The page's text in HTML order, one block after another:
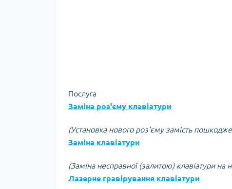
Послуга
Заміна роз'єму клавіатури
(Установка нового роз'єму замість
Заміна клавіатури
(Заміна несправної (залитою) клавіатури на
Лазерне гравірування клавіатури